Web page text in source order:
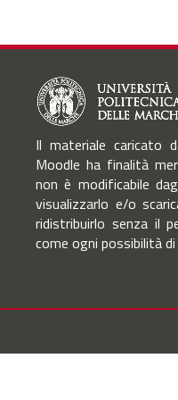
Il materiale caricato
Moodle ha finalità
non è modificabile
visualizzarlo e/o
ridistribuirlo senza il
come ogni possibilità